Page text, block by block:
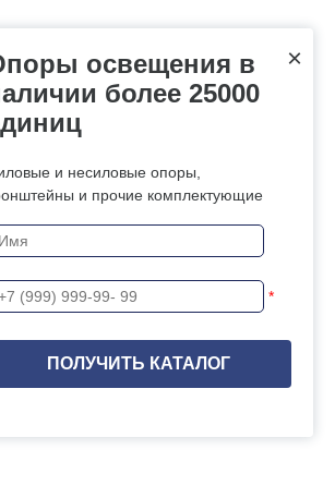
×
освещения в
более 25000
и несиловые опоры,
и прочие комплектующие
*